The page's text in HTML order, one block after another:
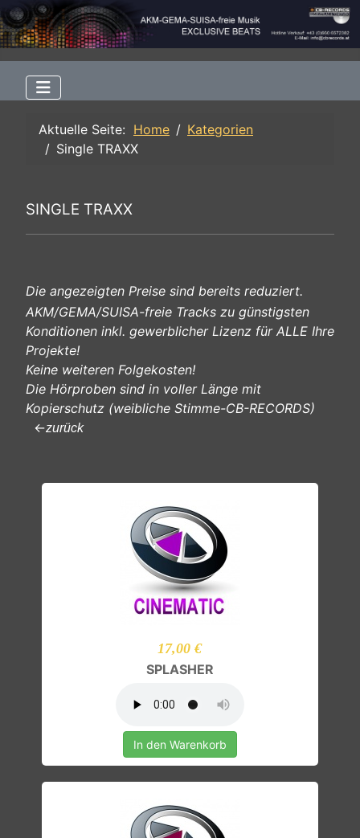
Aktuelle Seite: Home
Kategorien
Single TRAXX
SINGLE TRAXX
Die angezeigten Preise sind bereits reduziert.
AKM/GEMA/SUISA-freie Tracks zu günstigsten
Konditionen inkl. gewerblicher Lizenz für ALLE Ihre
Projekte!
Keine weiteren Folgekosten!
Die Hörproben sind in voller Länge mit
Kopierschutz (weibliche Stimme-CB-RECORDS)
←zurück
17,00 €
SPLASHER
In den Warenkorb